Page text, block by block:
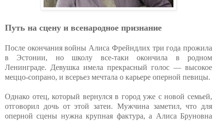
Путь на сцену и всенародное признание
После окончания войны Алиса Фрейндлих три года прожила
в Эстонии, но школу все-таки окончила в родном
Ленинграде. Девушка имела прекрасный голос — высокое
меццо-сопрано, и всерьез мечтала о карьере оперной певицы.
Однако отец, который вернулся в город уже с новой семьей,
отговорил дочь от этой затеи. Мужчина заметил, что для
оперной сцены нужна крупная фактура, а Алиса Бруновна